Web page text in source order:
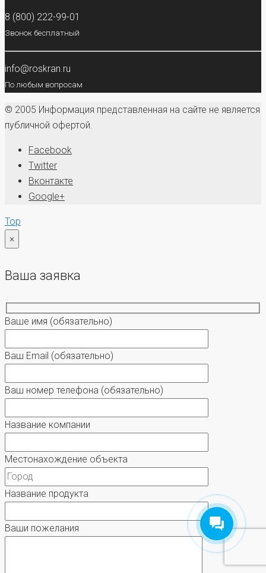
8 (800) 222-99-01
Звонок бесплатный
info@roskran.ru
По любым вопросам
© 2005 Информация представленная на сайте не является
публичной офертой.
Facebook
Twitter
Вконтакте
Google+
Top
×
Ваша заявка
Ваше имя (обязательно)
Ваш Email (обязательно)
Ваш номер телефона (обязательно)
Название компании
Местонахождение объекта
Название продукта
Ваши пожелания